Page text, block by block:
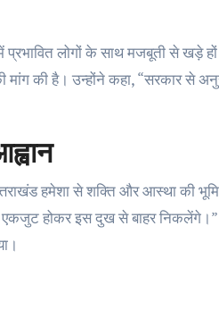
लोगों के साथ मजबूती से खड़े हों।
की है। उन्होंने कहा, “सरकार से
हमेशा से शक्ति और आस्था की
होकर इस दुख से बाहर निकलेंगे।”